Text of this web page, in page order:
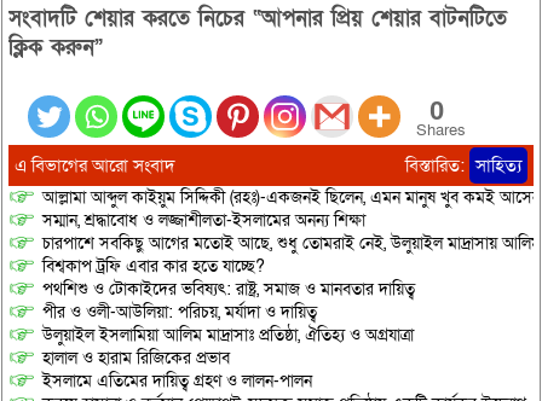
সংবাদটি শেয়ার করতে নিচের “আপনার প্রিয় শেয়ার বাটনটিতে
ক্লিক করুন”
0
Shares
এ বিভাগের আরো সংবাদ বিস্তারিত: সাহিত্য
আল্লামা আব্দুল কাইয়ুম সিদ্দিকী (রহঃ)-একজনই ছিলেন, এমন মানুষ খুব কমই আসেন
সম্মান, শ্রদ্ধাবোধ ও লজ্জাশীলতা-ইসলামের অনন্য শিক্ষা
চারপাশে সবকিছু আগের মতোই আছে, শুধু তোমরাই নেই, উলুয়াইল মাদ্রাসায় আলিম
বিশ্বকাপ ট্রফি এবার কার হতে যাচ্ছে?
পথশিশু ও টোকাইদের ভবিষ্যৎ: রাষ্ট্র, সমাজ ও মানবতার দায়িত্ব
পীর ও ওলী-আউলিয়া: পরিচয়, মর্যাদা ও দায়িত্ব
উলুয়াইল ইসলামিয়া আলিম মাদ্রাসাঃ প্রতিষ্ঠা, ঐতিহ্য ও অগ্রযাত্রা
হালাল ও হারাম রিজিকের প্রভাব
ইসলামে এতিমের দায়িত্ব গ্রহণ ও লালন-পালন